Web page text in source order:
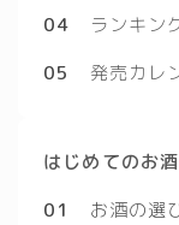
04
ランキン
05
発売カレ
はじめてのお酒
01
お酒の選